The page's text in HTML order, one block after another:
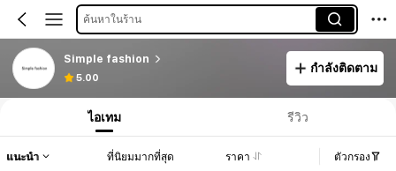
ค้นหาในร้าน
Simple fashion
5.00
กำลังติดตาม
ไอเทม รีวิว
แนะนำ ที่นิยมมากที่สุด ราคา ตัวกรอง